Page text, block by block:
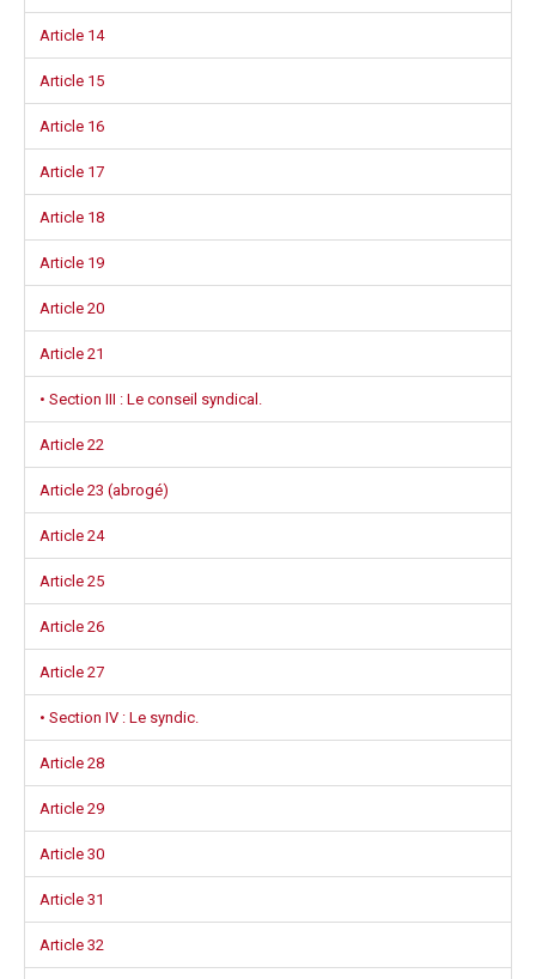
Article 14
Article 15
Article 16
Article 17
Article 18
Article 19
Article 20
Article 21
• Section III : Le conseil syndical.
Article 22
Article 23 (abrogé)
Article 24
Article 25
Article 26
Article 27
• Section IV : Le syndic.
Article 28
Article 29
Article 30
Article 31
Article 32